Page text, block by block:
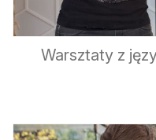
Warsztaty z